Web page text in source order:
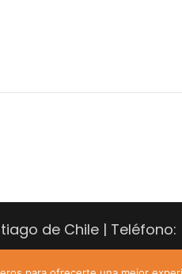
de Chile |